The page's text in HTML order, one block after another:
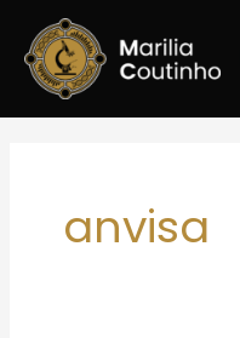
para
conteúdo
anvisa